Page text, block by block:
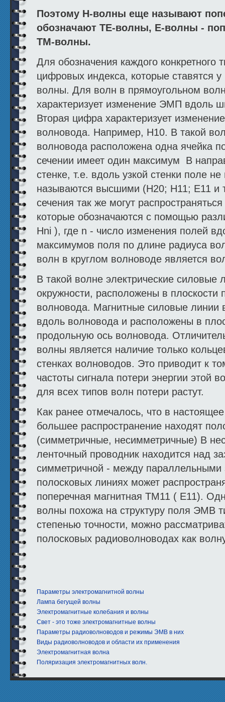
Поэтому Н-волны еще называют
обозначают ТЕ-волны, Е-волны -
ТМ-волны.
Для обозначения каждого
цифровых индекса, которые ставятся
волны. Для волн в прямоугольном
характеризует изменение ЭМП вдоль
Вторая цифра характеризует
волновода. Например, Н10. В такой
волновода расположена одна ячейка
сечении имеет один максимум В
стенке, т.е. вдоль узкой стенки поле
называются высшими (Н20; Н11; Е11 и
сечения так же могут
которые обозначаются с помощью
Нni ), где n - число изменения полей
максимумов поля по длине радиуса
волн в круглом волноводе является
В такой волне электрические силовые
окружности, расположены в плоскости
волновода. Магнитные силовые линии
вдоль волновода и расположены в
продольную ось волновода.
волны является наличие только
стенках волноводов. Это приводит к
частоты сигнала потери энергии этой
для всех типов волн потери растут.
Как ранее отмечалось, что в
большее распространение находят
(симметричные, несимметричные) В
ленточный проводник находится над
симметричной - между
полосковых линиях может
поперечная магнитная ТМ11 ( E11).
волны похожа на структуру поля ЭМВ
степенью точности, можно
полосковых радиоволноводах как
Параметры электромагнитной волны
Лампа бегущей волны
Электромагнитные колебания и волны
Свет - это тоже электромагнитные волны
Параметры радиоволноводов и режимы ЭМВ в них
Виды радиоволноводов и области их применения
Электромагнитная волна
Поляризация электромагнитных волн.